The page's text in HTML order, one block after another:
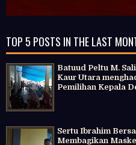
TOP 5 POSTS IN THE LAST
Batuud Peltu M.
Kaur Utara
Pemilihan Kepala
Sertu Ibrahim
Membagikan